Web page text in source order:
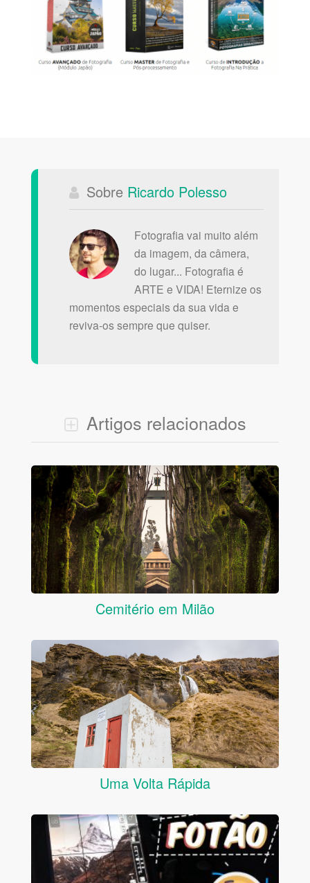
Sobre Ricardo Polesso
Fotografia vai muito além
da imagem, da câmera,
do lugar... Fotografia é
ARTE e VIDA! Eternize os
momentos especiais da sua vida e
reviva-os sempre que quiser.
Artigos relacionados
Cemitério em Milão
Uma Volta Rápida